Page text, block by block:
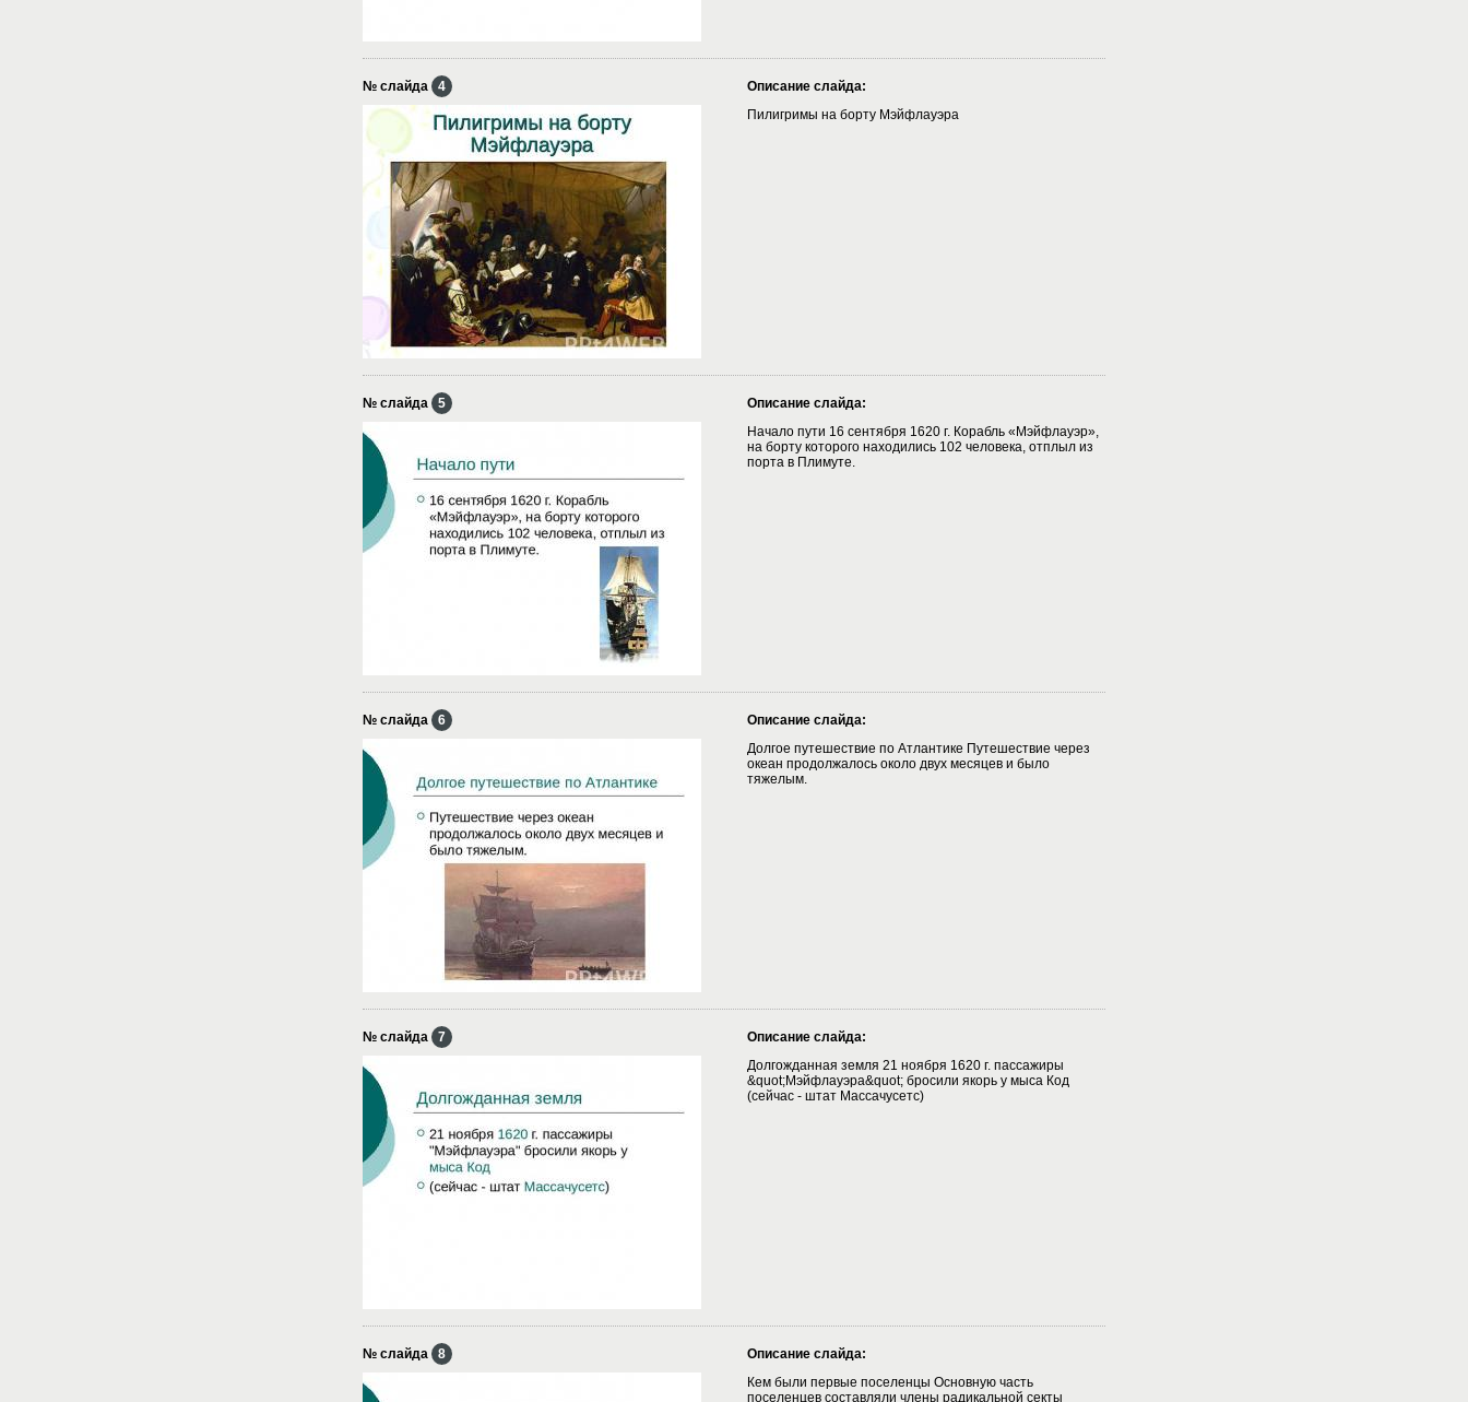
№ слайда 4
Описание слайда:
Пилигримы на борту Мэйфлауэра
№ слайда 5
Описание слайда:
Начало пути 16 сентября 1620 г. Корабль «Мэйфлауэр»,
на борту которого находились 102 человека, отплыл из
порта в Плимуте.
№ слайда 6
Описание слайда:
Долгое путешествие по Атлантике Путешествие через
океан продолжалось около двух месяцев и было
тяжелым.
№ слайда 7
Описание слайда:
Долгожданная земля 21 ноября 1620 г. пассажиры
&quot;Мэйфлауэра&quot; бросили якорь у мыса Код
(сейчас - штат Массачусетс)
№ слайда 8
Описание слайда:
Кем были первые поселенцы Основную часть
поселенцев составляли члены радикальной секты